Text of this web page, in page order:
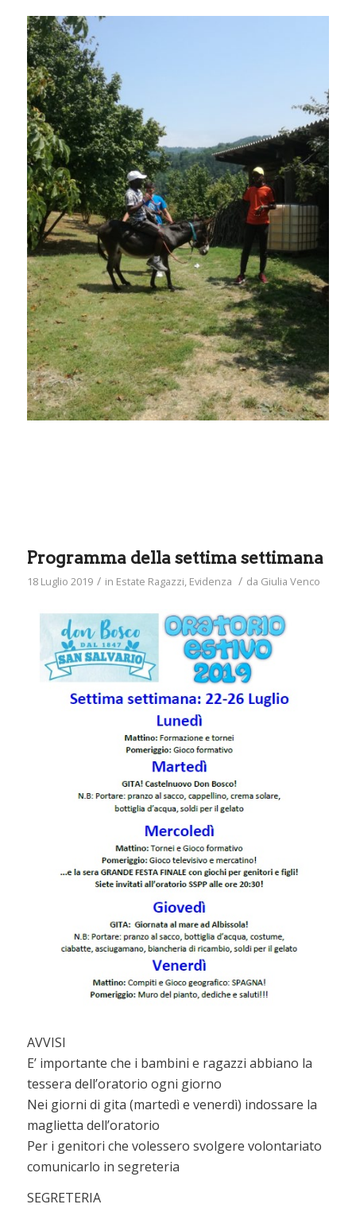
Programma della settima settimana
18 Luglio 2019 / in Estate Ragazzi, Evidenza / da Giulia Venco
AVVISI
E’ importante che i bambini e ragazzi abbiano la
tessera dell’oratorio ogni giorno
Nei giorni di gita (martedì e venerdì) indossare la
maglietta dell’oratorio
Per i genitori che volessero svolgere volontariato
comunicarlo in segreteria
SEGRETERIA